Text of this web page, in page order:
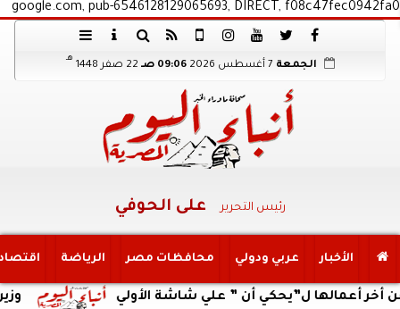
google.com, pub-6546128129065693, DIRECT, f08c47fec0942fa0
الجمعة 09:06 صـ 22 صفر 1448
هـ
رئيس التحرير على الحوفي
الأخبار عربي ودولي محافظات مصر الرياضة
وزير العمل ل”يحكي أن ” علي شاشة الأولي